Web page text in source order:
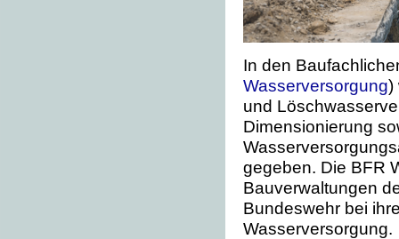
In den
Wasserversorgung)
und
Dimensionierung
gegeben. Die BFR
Bauverwaltungen
Bundeswehr bei
Wasserversorgung.